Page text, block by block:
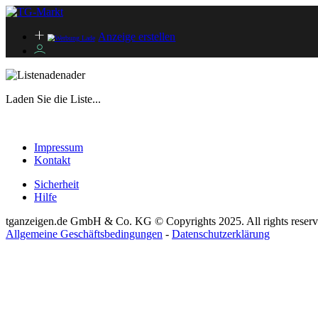
Anzeige erstellen
Laden Sie die Liste...
Impressum
Kontakt
Sicherheit
Hilfe
tganzeigen.de GmbH & Co. KG © Copyrights 2025. All rights
Allgemeine Geschäftsbedingungen - Datenschutzerklärung